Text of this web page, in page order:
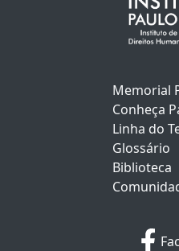
Memorial
Conheça
Linha do
Glossário
Biblioteca